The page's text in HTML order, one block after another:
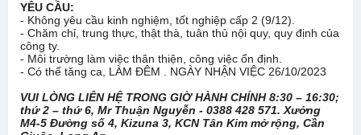
YÊU CẦU:
- Không yêu cầu kinh nghiệm, tốt nghiệp cấp 2 (9/12).
- Chăm chỉ, trung thực, thật thà, tuân thủ nội quy, quy định của
công ty.
- Môi trường làm việc thân thiện, công việc ổn định.
- Có thể tăng ca, LÀM ĐÊM . NGÀY NHẬN VIỆC 26/10/2023
VUI LÒNG LIÊN HỆ TRONG GIỜ HÀNH CHÍNH 8:30 – 16:30;
thứ 2 – thứ 6, Mr Thuận Nguyễn - 0388 428 571. Xưởng
M4-5 Đường số 4, Kizuna 3, KCN Tân Kim mở rộng, Cần